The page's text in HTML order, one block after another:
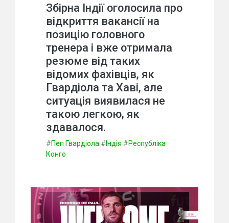
Збірна Індії оголосила про
відкриття вакансії на
позицію головного
тренера і вже отримала
резюме від таких
відомих фахівців, як
Гвардіола та Хаві, але
ситуація виявилася не
такою легкою, як
здавалося.
#Пеп Гвардіола # Індія #Республіка
Конго